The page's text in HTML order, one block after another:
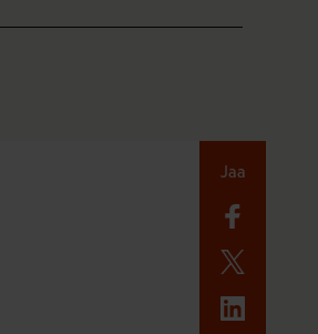
Jaa